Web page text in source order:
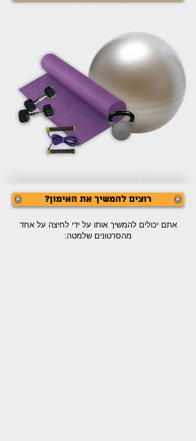
רוצים להמשיך את האימון?‏
אתם יכולים להמשיך אותו על ידי לחיצה על אחד
מהסרטונים שלמטה: